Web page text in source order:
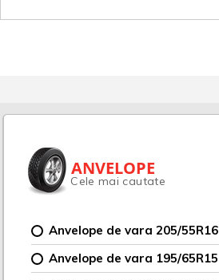
ANVELOPE
Cele mai cautate
Anvelope de vara 205/55R16
Anvelope de vara 195/65R15